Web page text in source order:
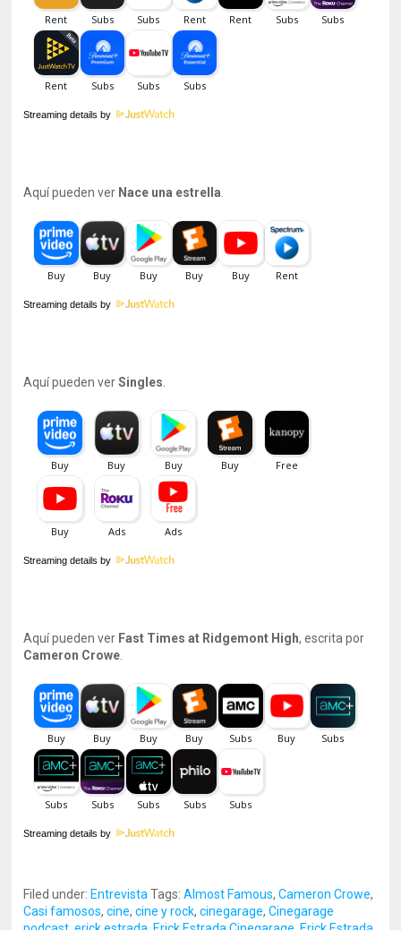
Streaming details by
Aquí pueden ver Nace una estrella
Streaming details by
Aquí pueden verSingles
Streaming details by
Aquí pueden ver Fast Times at Ridgemont High, escrita por
Cameron Crowe
Streaming details by
Filed under: Entrevista Tags:Almost Famous,Cameron Crowe,
Casi famosos,cine,cine y rock,cinegarage,Cinegarage